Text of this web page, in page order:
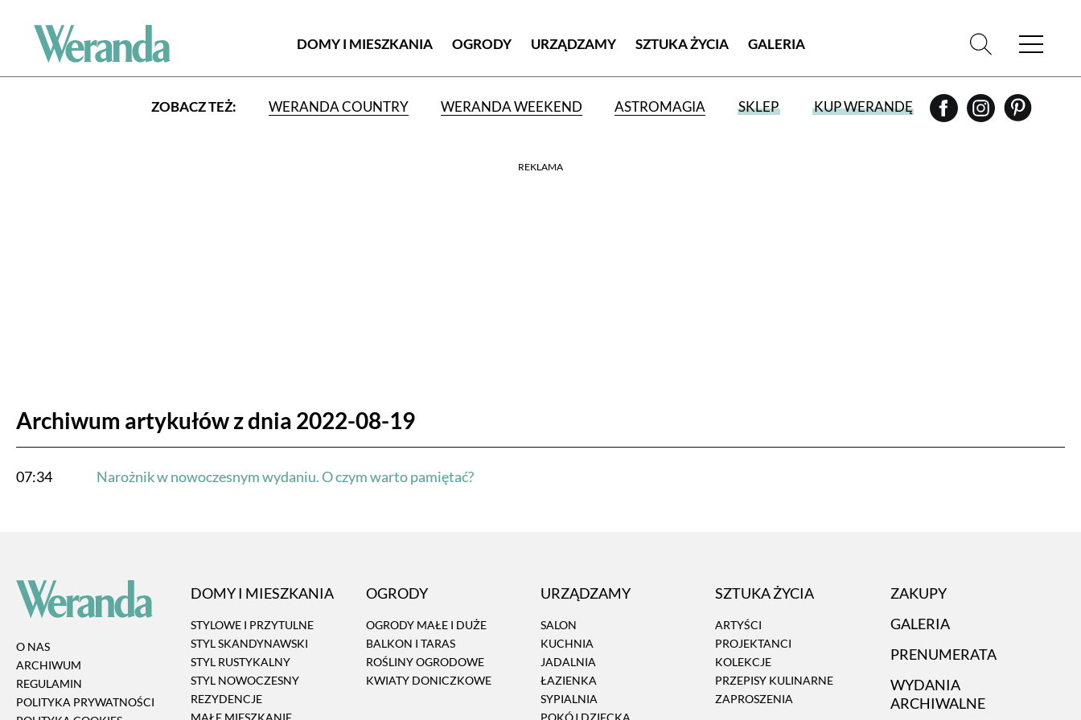
DOMY I MIESZKANIA OGRODY URZĄDZAMY SZTUKA ŻYCIA GALERIA
ZOBACZ TEŻ: WERANDA COUNTRY WERANDA WEEKEND ASTROMAGIA SKLEP KUP WERANDĘ
REKLAMA
Archiwum artykułów z dnia 2022-08-19
07:34 Narożnik w nowoczesnym wydaniu. O czym warto pamiętać?
O NAS
ARCHIWUM
REGULAMIN
POLITYKA PRYWATNOŚCI
DOMY I MIESZKANIA
STYLOWE I PRZYTULNE
STYL SKANDYNAWSKI
STYL RUSTYKALNY
STYL NOWOCZESNY
REZYDENCJE
MAŁE MIESZKANIE
OGRODY
OGRODY MAŁE I DUŻE
BALKON I TARAS
ROŚLINY OGRODOWE
KWIATY DONICZKOWE
URZĄDZAMY
SALON
KUCHNIA
JADALNIA
ŁAZIENKA
SYPIALNIA
POKÓJ DZIECKA
SZTUKA ŻYCIA
ARTYŚCI
PROJEKTANCI
KOLEKCJE
PRZEPISY KULINARNE
ZAPROSZENIA
ZAKUPY
GALERIA
PRENUMERATA
WYDANIA
ARCHIWALNE